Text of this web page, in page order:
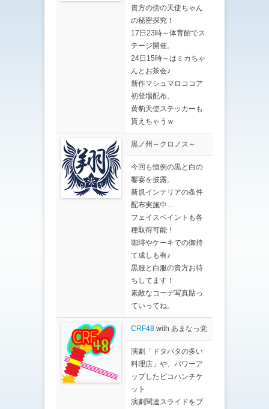
貴方の傍の天使ちゃん
の秘密探究！
17日23時～体育館でス
テージ開催。
24日15時～はミカちゃ
んとお茶会♪
新作マシュマロココア
初登場配布。
黄豹天使ステッカーも
貰えちゃうｗ
黒ノ州～クロノス～
今回も恒例の黒と白の
饗宴を披露。
新規インテリアの条件
配布実施中…
フェイスペイントも各
種取得可能！
珈琲やケーキでの御持
て成しも有♪
黒服と白服の貴方お待
ちしてます！
素敵なコーデ写真貼っ
ていってね。
CRF48 with あまなっ党
演劇「ドタバタの多い
料理店」や、パワーア
ップしたピコハンチケ
ット
演劇関連スライドをブ